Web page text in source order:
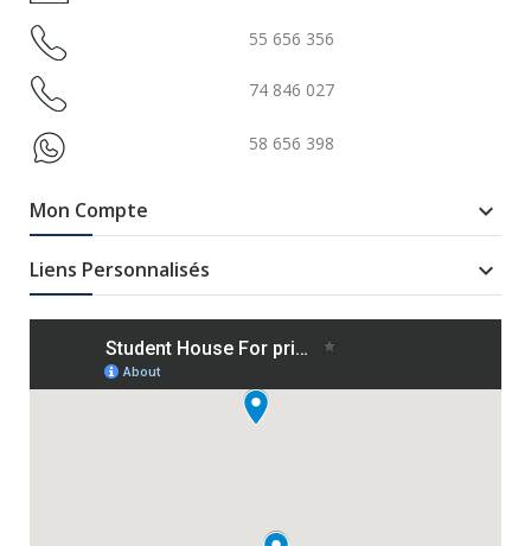
55 656 356
74 846 027
58 656 398
Mon Compte 
Liens Personnalisés 